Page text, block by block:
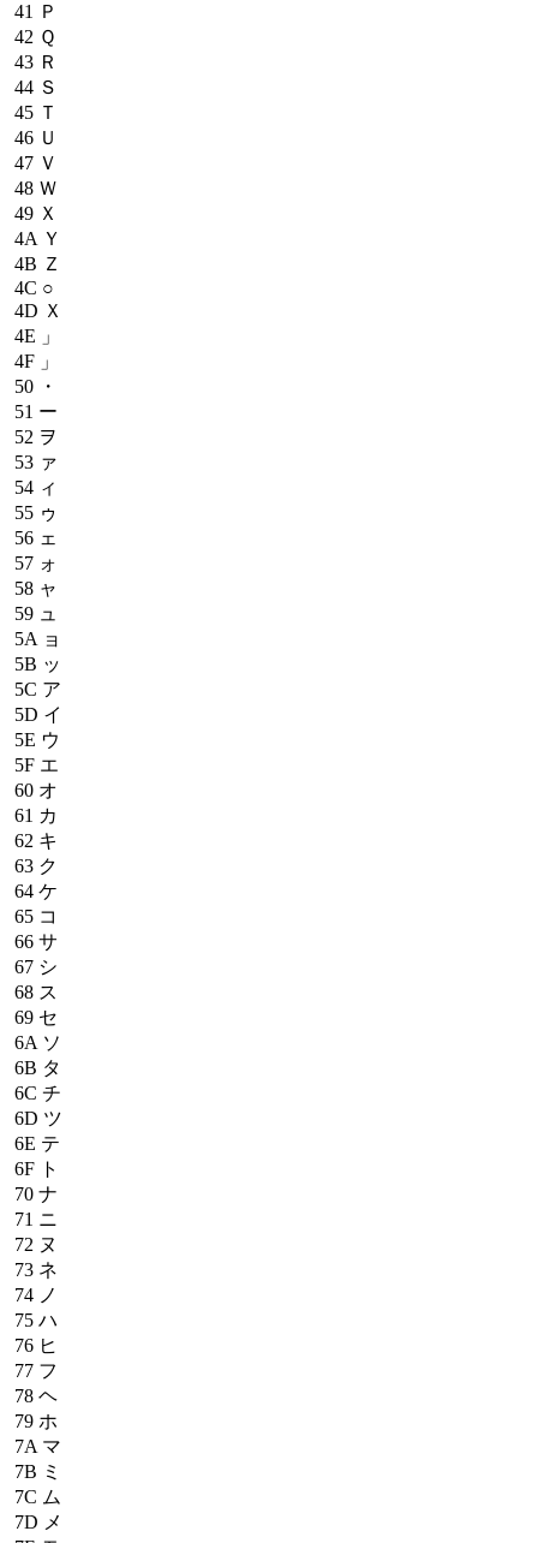
41
Ｐ
42 Ｑ
43 Ｒ
44 Ｓ
45 Ｔ
46 Ｕ
47 Ｖ
48 Ｗ
49 Ｘ
4A Ｙ
4B Ｚ
4C ○
4D Ｘ
4E 」
4F 」
50
・
51 ー
52 ヲ
53 ァ
54 ィ
55 ゥ
56 ェ
57 ォ
58 ャ
59 ュ
5A ョ
5B ッ
5C ア
5D イ
5E ウ
5F エ
60 オ
61 カ
62 キ
63 ク
64 ケ
65 コ
66 サ
67 シ
68 ス
69 セ
6A ソ
6B タ
6C チ
6D ツ
6E テ
6F ト
70 ナ
71 ニ
72 ヌ
73 ネ
74 ノ
75 ハ
76 ヒ
77 フ
78 ヘ
79 ホ
7A マ
7B ミ
7C ム
7D メ